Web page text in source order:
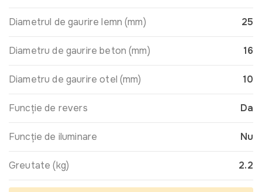
Diametrul de gaurire lemn (mm) 25
Diametru de gaurire beton (mm) 16
Diametru de gaurire otel (mm) 10
Funcție de revers Da
Funcție de iluminare Nu
Greutate (kg) 2.2